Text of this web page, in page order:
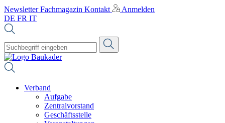
NewsletterFachmagazin Kontakt
Anmelden
DE FR IT
Verband
Aufgabe
Zentralvorstand
Geschäftsstelle